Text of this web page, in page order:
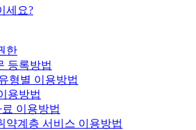
세요?
한
등록방법
형별 이용방법
용방법
이용방법
약계층 서비스 이용방법